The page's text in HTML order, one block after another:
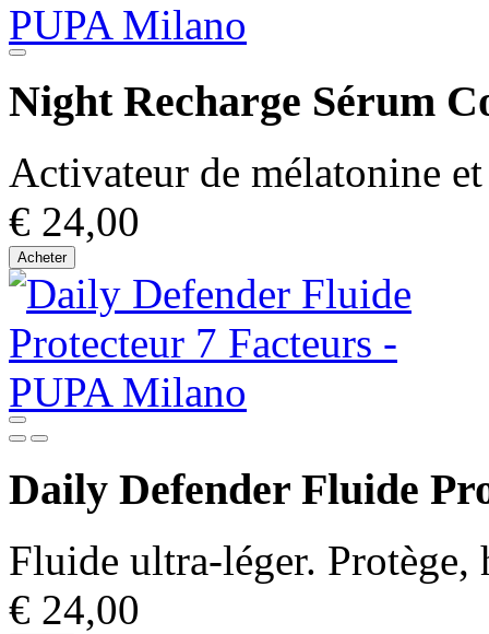
Night Recharge Sérum
Activateur de mélatonine
€ 24,00
Acheter
Daily Defender Fluide
Fluide ultra-léger.
€ 24,00